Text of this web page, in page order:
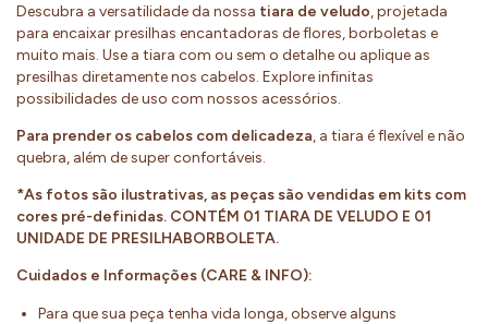
Descubra a versatilidade da nossa tiara de veludo, projetada
para encaixar presilhas encantadoras de flores, borboletas e
muito mais. Use a tiara com ou sem o detalhe ou aplique as
presilhas diretamente nos cabelos. Explore infinitas
possibilidades de uso com nossos acessórios.
Para prender os cabelos com delicadeza, a tiara é flexível e não
quebra, além de super confortáveis.
*As fotos são ilustrativas, as peças são vendidas em kits com
cores pré-definidas. CONTÉM 01 TIARA DE VELUDO E 01
UNIDADE DE PRESILHABORBOLETA.
Cuidados e Informações (CARE & INFO):
Para que sua peça tenha vida longa, observe alguns